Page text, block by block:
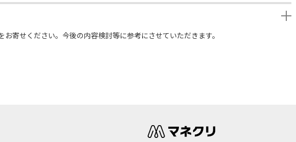
お寄せください。今後の内容検討等に参考にさせていただきます。